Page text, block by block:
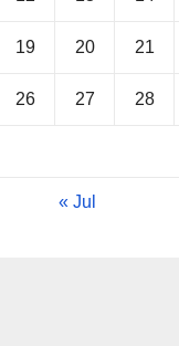
19 20 21
26 27 28
« Jul